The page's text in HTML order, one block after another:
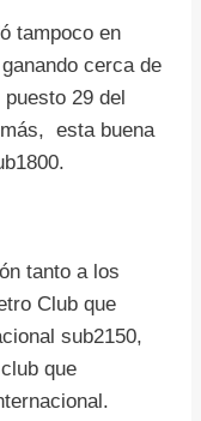
tampoco en
cerca de
29 del
esta buena
tanto a los
Club que
sub2150,
que